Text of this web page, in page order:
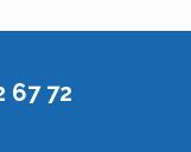
67 72